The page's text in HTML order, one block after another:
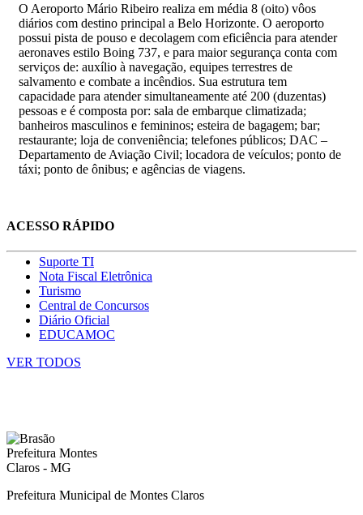
O Aeroporto Mário Ribeiro realiza em média 8 (oito) vôos
diários com destino principal a Belo Horizonte. O aeroporto
possui pista de pouso e decolagem com eficiência para atender
aeronaves estilo Boing 737, e para maior segurança conta com
serviços de: auxílio à navegação, equipes terrestres de
salvamento e combate a incêndios. Sua estrutura tem
capacidade para atender simultaneamente até 200 (duzentas)
pessoas e é composta por: sala de embarque climatizada;
banheiros masculinos e femininos; esteira de bagagem; bar;
restaurante; loja de conveniência; telefones públicos; DAC –
Departamento de Aviação Civil; locadora de veículos; ponto de
táxi; ponto de ônibus; e agências de viagens.
ACESSO RÁPIDO
Suporte TI
Nota Fiscal Eletrônica
Turismo
Central de Concursos
Diário Oficial
EDUCAMOC
VER TODOS
Prefeitura Municipal de Montes Claros